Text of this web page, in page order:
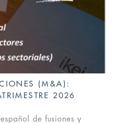
(M&A):
2026
de fusiones y